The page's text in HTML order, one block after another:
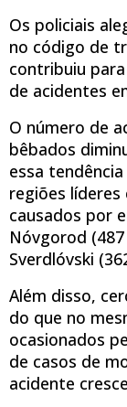
Os policiais
no código de
contribuiu
de acidentes
O número de
bêbados
essa
regiões
causados por
Nóvgorod
Sverdlóvski
Além disso,
do que no
ocasionados
de casos de
acidente